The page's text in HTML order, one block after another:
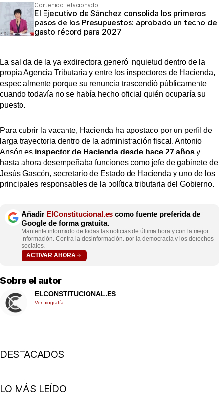
Contenido relacionado
El Ejecutivo de Sánchez consolida los primeros
pasos de los Presupuestos: aprobado un techo de
gasto récord para 2027
La salida de la ya exdirectora generó inquietud dentro de la
propia Agencia Tributaria y entre los inspectores de Hacienda,
especialmente porque su renuncia trascendió públicamente
cuando todavía no se había hecho oficial quién ocuparía su
puesto.
Para cubrir la vacante, Hacienda ha apostado por un perfil de
larga trayectoria dentro de la administración fiscal. Antonio
Ansón es inspector de Hacienda desde hace 27 años y
hasta ahora desempeñaba funciones como jefe de gabinete de
Jesús Gascón, secretario de Estado de Hacienda y uno de los
principales responsables de la política tributaria del Gobierno.
Añadir ElConstitucional.es como fuente preferida de
Google de forma gratuita.
Mantente informado de todas las noticias de última hora y con la mejor
información. Contra la desinformación, por la democracia y los derechos
sociales.
ACTIVAR AHORA
Sobre el autor
ELCONSTITUCIONAL.ES
Ver biografía
DESTACADOS
LO MÁS LEÍDO